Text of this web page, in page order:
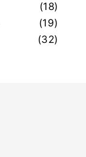
(18)
(19)
(32)